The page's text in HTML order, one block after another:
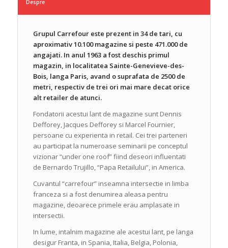
Despre
Grupul Carrefour este prezent in 34 de tari, cu
aproximativ 10.100 magazine si peste 471.000 de
angajati. In anul 1963 a fost deschis primul
magazin, in localitatea Sainte-Genevieve-des-
Bois, langa Paris, avand o suprafata de 2500 de
metri, respectiv de trei ori mai mare decat orice
alt retailer de atunci.
Fondatorii acestui lant de magazine sunt Dennis
Defforey, Jacques Defforey si Marcel Fournier,
persoane cu experienta in retail. Cei trei parteneri
au participat la numeroase seminarii pe conceptul
vizionar “under one roof” fiind deseori influentati
de Bernardo Trujillo, “Papa Retailului”, in America.
Cuvantul “carrefour” inseamna intersectie in limba
franceza si a fost denumirea aleasa pentru
magazine, deoarece primele erau amplasate in
intersectii.
In lume, intalnim magazine ale acestui lant, pe langa
desigur Franta, in Spania, Italia, Belgia, Polonia,